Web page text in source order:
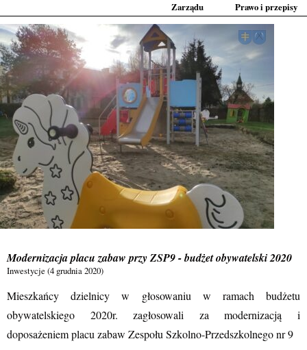
Ważna informacja dla mieszkańców dzielnicy Rowień-Folwarki!
Prezydent Miasta Żory poinformował o rozpoczęciu prac nad nowymi
zagospodarowania przestrzennego dla kilku obszarów miasta
Dla dzielnicy Rowień-Folwarki są to obszary w lokalizacji ul. Cysterskiej,
Co to oznacza?
To dopiero początek procedury – właśnie teraz mieszkańcy mogą zgłaszać
Zobacz więcej
Zdjęcie
Zobacz na Facebooku Udostępnij
Zarządu
Prawo i przepisy
Modernizacja placu zabaw przy ZSP9 - budżet obywatelski 2020
Inwestycje (4 grudnia 2020)
Mieszkańcy dzielnicy w głosowaniu w ramach budżetu
obywatelskiego 2020r. zagłosowali za modernizacją i
doposażeniem placu zabaw Zespołu Szkolno-Przedszkolnego nr 9